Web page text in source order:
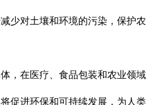
少对土壤和环境的污染，保护农
，在医疗、食品包装和农业领域
促进环保和可持续发展，为人类